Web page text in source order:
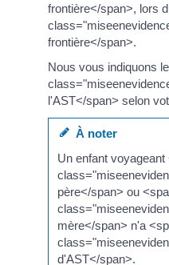
frontière</span>, lors
frontière</span>.
Nous vous indiquons
l'AST</span> selon
À noter
Un enfant voyageant
père</span> ou
mère</span> n'a
d'AST</span>.